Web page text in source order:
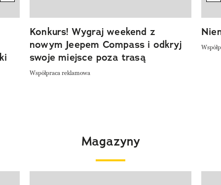
Konkurs! Wygraj weekend z
nowym Jeepem Compass i odkryj
swoje miejsce poza trasą
Współpraca reklamowa
Magazyny